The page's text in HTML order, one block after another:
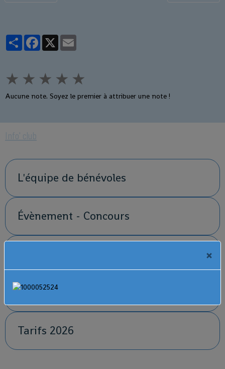
PartagerFacebook
X
★ ★ ★ ★ ★
Aucune note. Soyez le premier à attribuer une note !
Info' club
L'équipe de bénévoles
Évènement - Concours
Plan d'accès
Tarifs 2026
×